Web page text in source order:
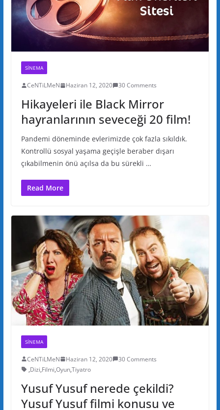
SINEMA
CeNTiLMeN Haziran 12, 2020 30 Comments
Hikayeleri ile Black Mirror
hayranlarının seveceği 20 film!
Pandemi döneminde evlerimizde çok fazla sıkıldık.
Kontrollü sosyal yaşama geçişle beraber dışarı
çıkabilmenin önü açılsa da bu sürekli …
Read More
SINEMA
CeNTiLMeN Haziran 12, 2020
30 Comments
,Dizi,Filmi,Oyun,Tiyatro
Yusuf Yusuf nerede çekildi?
Yusuf Yusuf filmi konusu ve